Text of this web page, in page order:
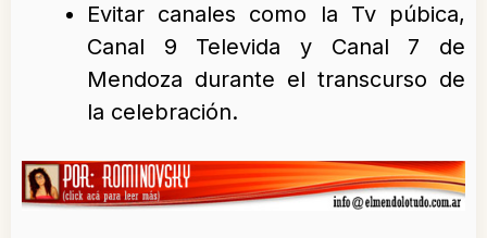
Evitar canales como la Tv púbica,
Canal 9 Televida y Canal 7 de
Mendoza durante el transcurso de
la celebración.